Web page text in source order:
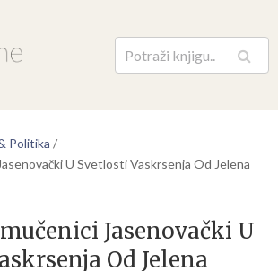
Pretraga
Politika /
U Svetlosti Vaskrsenja Od Jelena
Jasenovački U
Od Jelena